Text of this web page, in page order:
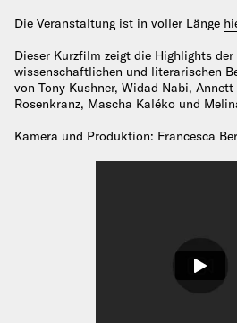
Die Veranstaltung ist in voller Länge
Dieser Kurzfilm zeigt die Highlights
wissenschaftlichen und literarischen
von Tony Kushner, Widad Nabi,
Rosenkranz, Mascha Kaléko und
Kamera und Produktion: Francesca